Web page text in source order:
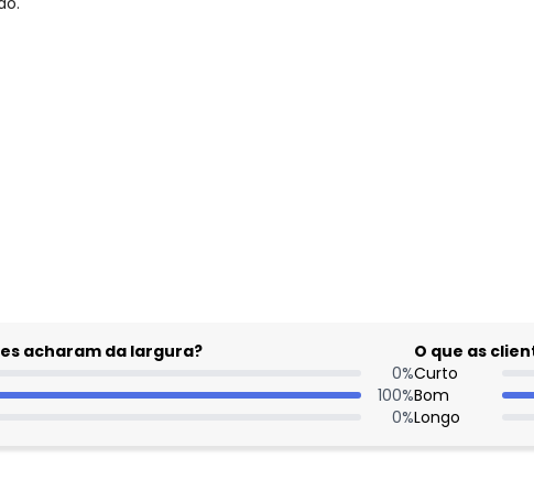
acharam da largura?
0%
100%
0%
O que as
Curto
Bom
Longo